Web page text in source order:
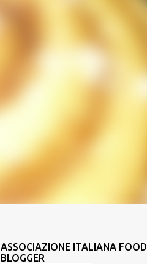
ASSOCIAZIONE ITALIANA FOOD
BLOGGER